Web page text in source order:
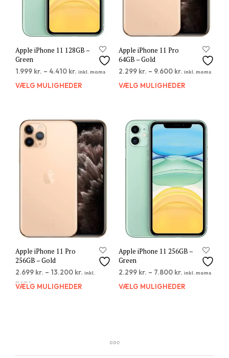
Apple iPhone 11 128GB –
Green
1.999 kr. – 4.410 kr. inkl. moms
VÆLG MULIGHEDER
Dette
varianter.
Mulighederne
vælges
Apple iPhone 11 Pro
64GB – Gold
2.299 kr. – 9.600 kr. inkl. moms
VÆLG MULIGHEDER
Apple iPhone 11 Pro
256GB – Gold
2.699 kr. – 13.200 kr. inkl.
moms
VÆLG MULIGHEDER
Dette
Mulighederne
Apple iPhone 11 256GB –
Green
2.299 kr. – 7.800 kr. inkl. moms
VÆLG MULIGHEDER